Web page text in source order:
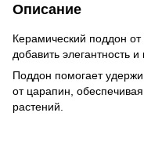
Описание
Керамический поддон
добавить элегантность
Поддон помогает
от царапин,
растений.